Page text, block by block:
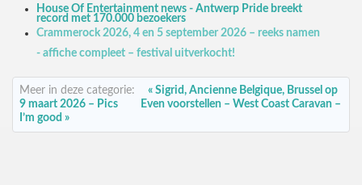
House Of Entertainment news - Antwerp Pride breekt
record met 170.000 bezoekers
Crammerock 2026, 4 en 5 september 2026 – reeks namen
- affiche compleet – festival uitverkocht!
Meer in deze categorie:
« Sigrid, Ancienne Belgique, Brussel op
9 maart 2026 – Pics
Even voorstellen – West Coast Caravan –
I’m good »